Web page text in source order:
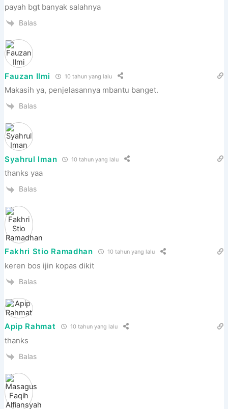
payah bgt banyak salahnya
Balas
Fauzan Ilmi 10 tahun yang lalu
Makasih ya, penjelasannya mbantu banget.
Balas
Syahrul Iman 10 tahun yang lalu
thanks yaa
Balas
Fakhri Stio Ramadhan 10 tahun yang lalu
keren bos ijin kopas dikit
Balas
Apip Rahmat 10 tahun yang lalu
thanks
Balas